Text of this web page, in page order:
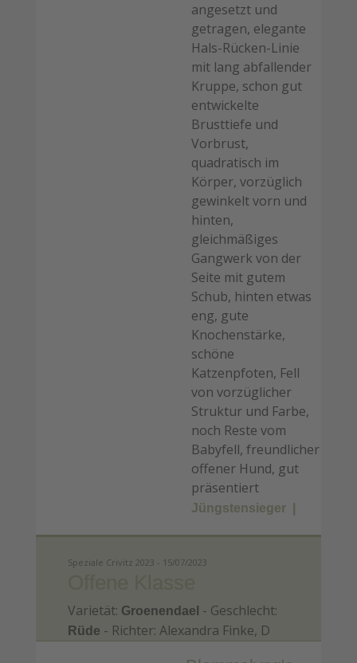
angesetzt und
getragen, elegante
Hals-Rücken-Linie
mit lang abfallender
Kruppe, schon gut
entwickelte
Brusttiefe und
Vorbrust,
quadratisch im
Körper, vorzüglich
gewinkelt vorn und
hinten,
gleichmäßiges
Gangwerk von der
Seite mit gutem
Schub, hinten etwas
eng, gute
Knochenstärke,
schöne
Katzenpfoten, Fell
von vorzüglicher
Struktur und Farbe,
noch Reste vom
Babyfell, freundlicher
offener Hund, gut
präsentiert
Jüngstensieger
Speziale Crivitz 2023 - 15/07/2023
Varietät: Groenendael - Geschlecht:
Rüde - Richter: Alexandra Finke, D